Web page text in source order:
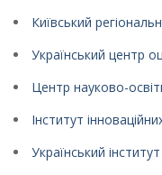
Київський
Український центр
Центр науково-
Інститут
Український